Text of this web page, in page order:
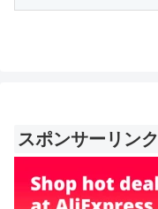
スポンサーリンク